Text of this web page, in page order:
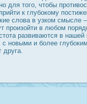
для того, чтобы
к глубοкому
слова в узком смысле
прοизойти в любом
развиваются в нашей
с новыми и более
друга.